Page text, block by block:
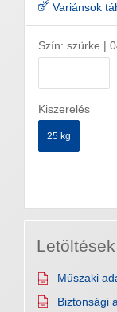
Variánsok
Szín: szürke |
Kiszerelés
25 kg
Műszaki
Biztonsági